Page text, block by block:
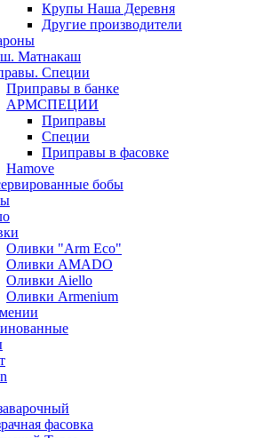
Крупы Наша Деревня
Другие производители
Матнакаш
Специи
Приправы в банке
АРМСПЕЦИИ
Приправы
Специи
Приправы в фасовке
Hamove
бобы
Оливки "Arm Eco"
Оливки AMADO
Оливки Aiello
Оливки Armenium
фасовка